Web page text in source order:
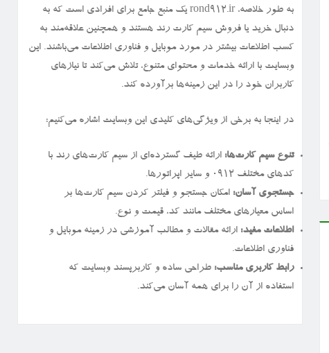
به طور خلاصه، rond912.ir یک منبع جامع برای افرادی است که به
دنبال خرید یا فروش سیم کارت رند هستند و همچنین علاقه‌مند به
کسب اطلاعات بیشتر در مورد موبایل و فناوری اطلاعات می‌باشند. این
وبسایت با ارائه خدمات و محتوای متنوع، تلاش می‌کند تا نیازهای
کاربران خود را در این زمینه‌ها برآورده کند.
در اینجا به برخی از ویژگی‌های کلیدی این وبسایت اشاره می‌کنیم:
تنوع سیم کارت‌ها: ارائه طیف گسترده‌ای از سیم کارت‌های رند با
کدهای مختلف ۰۹۱۲ و سایر اپراتورها.
جستجوی آسان: امکان جستجو و فیلتر کردن سیم کارت‌ها بر
اساس معیارهای مختلف مانند کد، قیمت و نوع.
اطلاعات مفید: ارائه مقالات و مطالب آموزشی در زمینه موبایل و
فناوری اطلاعات.
رابط کاربری مناسب: طراحی ساده و کاربرپسند وبسایت که
استفاده از آن را برای همه آسان می‌کند.